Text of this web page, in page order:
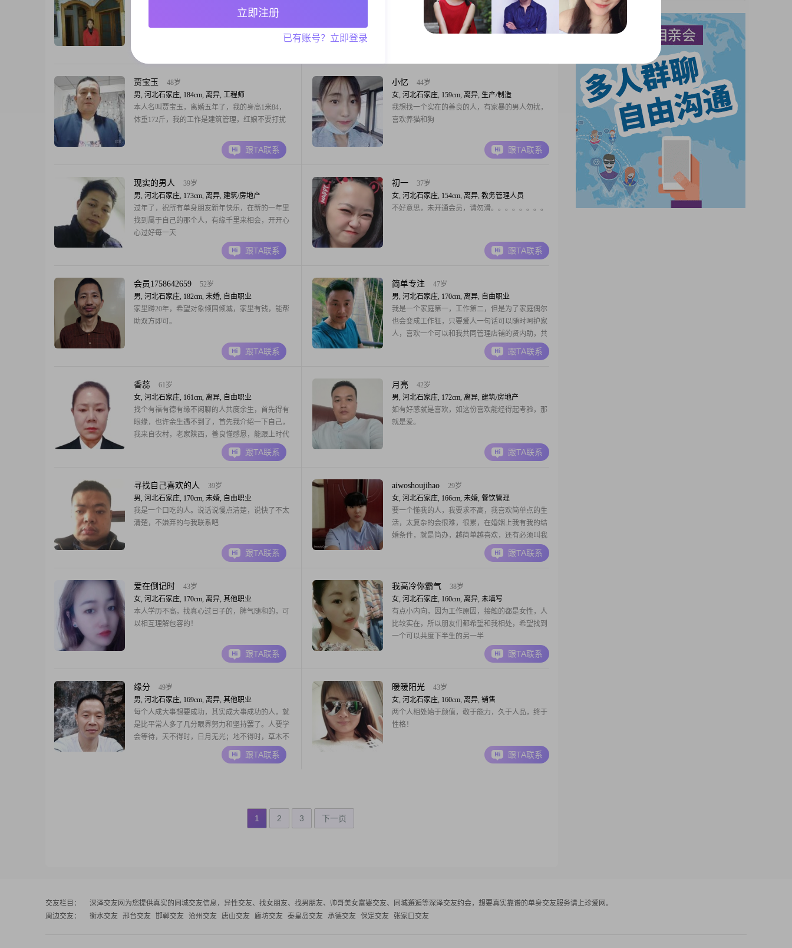
对不起大家，我不是会员，回不了邮件，要有真能
看上的，委托红娘吧！我会对你体贴一辈子的。
石家庄深泽县，对找一个近一点的吧，尽量不远行
贾宝玉
48岁
男, 河北石家庄, 184cm, 离异, 工程师
本人名叫贾宝玉，离婚五年了，我的身高1米84，
体重172斤，我的工作是建筑管理，红娘不要打扰
跟TA联系
小忆
44岁
女, 河北石家庄, 159cm, 离异, 生产/制造
我想找一个实在的善良的人，有家暴的男人勿扰，
喜欢养猫和狗
跟TA联系
现实的男人
39岁
男, 河北石家庄, 173cm, 离异, 建筑/房地产
过年了，祝所有单身朋友新年快乐，在新的一年里
找到属于自己的那个人，有缘千里来相会，开开心
心过好每一天
跟TA联系
初一
37岁
女, 河北石家庄, 154cm, 离异, 教务管理人员
不好意思，未开通会员，请勿滑。。。。。。。。
跟TA联系
会员1758642659
52岁
男, 河北石家庄, 182cm, 未婚, 自由职业
家里蹲20年，希望对象倾国倾城，家里有钱，能帮
助双方即可。
跟TA联系
简单专注
47岁
男, 河北石家庄, 170cm, 离异, 自由职业
我是一个家庭第一，工作第二，但是为了家庭偶尔
也会变成工作狂，只要爱人一句话可以随时呵护家
人，喜欢一个可以和我共同管理店铺的贤内助，共
同努力共度美好余生热爱生活，是一个外表内向，
生人内向的人，但是如果碰对知心爱人，会是一个
游，节假日闲暇之余，带着全家自驾游想和我交友
结婚的要看缘
跟TA联系
香蕊
61岁
女, 河北石家庄, 161cm, 离异, 自由职业
找个有福有德有缘不闲聊的人共度余生，首先得有
眼缘，也许余生遇不到了，首先我介绍一下自己，
我来自农村，老家陕西，善良懂感恩，能跟上时代
节奏，没经济基础全靠自己，女人贵在守妇道，男
人贵在独宠一女，你若还有野心，我不会让你输，
明磊落重感情的我喜欢小孩童心重，希望余生开心
生活。我的缺
跟TA联系
月亮
42岁
男, 河北石家庄, 172cm, 离异, 建筑/房地产
如有好感就是喜欢，如这份喜欢能经得起考验，那
就是爱。
跟TA联系
寻找自己喜欢的人
39岁
男, 河北石家庄, 170cm, 未婚, 自由职业
我是一个口吃的人。说话说慢点清楚，说快了不太
清楚，不嫌弃的与我联系吧
跟TA联系
aiwoshoujihao
29岁
女, 河北石家庄, 166cm, 未婚, 餐饮管理
要一个懂我的人，我要求不高，我喜欢简单点的生
活，太复杂的会很难，很累，在婚姻上我有我的结
婚条件，就是简办，越简单越喜欢，还有必须叫我
拿住钱，我才有安全感，对钱很看重，大几岁没关
系，我喜欢安静，希望没有太多杂事，我的工作能
来，性格有点任性，希望对方可以迁让我，我只求
能懂我的心思
跟TA联系
爱在倒记时
43岁
女, 河北石家庄, 170cm, 离异, 其他职业
本人学历不高，找真心过日子的，脾气随和的，可
以相互理解包容的！
跟TA联系
我高冷你霸气
38岁
女, 河北石家庄, 160cm, 离异, 未填写
有点小内向，因为工作原因，接触的都是女性，人
比较实在，所以朋友们都希望和我相处，希望找到
一个可以共度下半生的另一半
跟TA联系
缘分
49岁
男, 河北石家庄, 169cm, 离异, 其他职业
每个人成大事想要成功，其实成大事成功的人，就
是比平常人多了几分眼界努力和坚持罢了。人要学
会等待，天不得时，日月无光；地不得时，草木不
生；人不得时，限运不通。记住，人不能一直走
运，幸运不会永远宠幸你，所以偶尔碰到一些霉运
跟TA联系
暖暖阳光
43岁
女, 河北石家庄, 160cm, 离异, 销售
两个人相处始于颜值，敬于能力，久于人品，终于
性格！
跟TA联系
1 2 3 下一页
交友栏目： 深泽交友网 为您提供真实的同城交友信息，异性交友、找女朋友、找男朋友、帅哥美女富婆交友、同城邂逅等深泽交友约会，想要真实靠谱的单身交友服务请上珍爱网。
周边交友：
衡水交友 邢台交友 邯郸交友 沧州交友 唐山交友 廊坊交友 秦皇岛交友 承德交友 保定交友 张家口交友
立即注册
已有账号？立即登录